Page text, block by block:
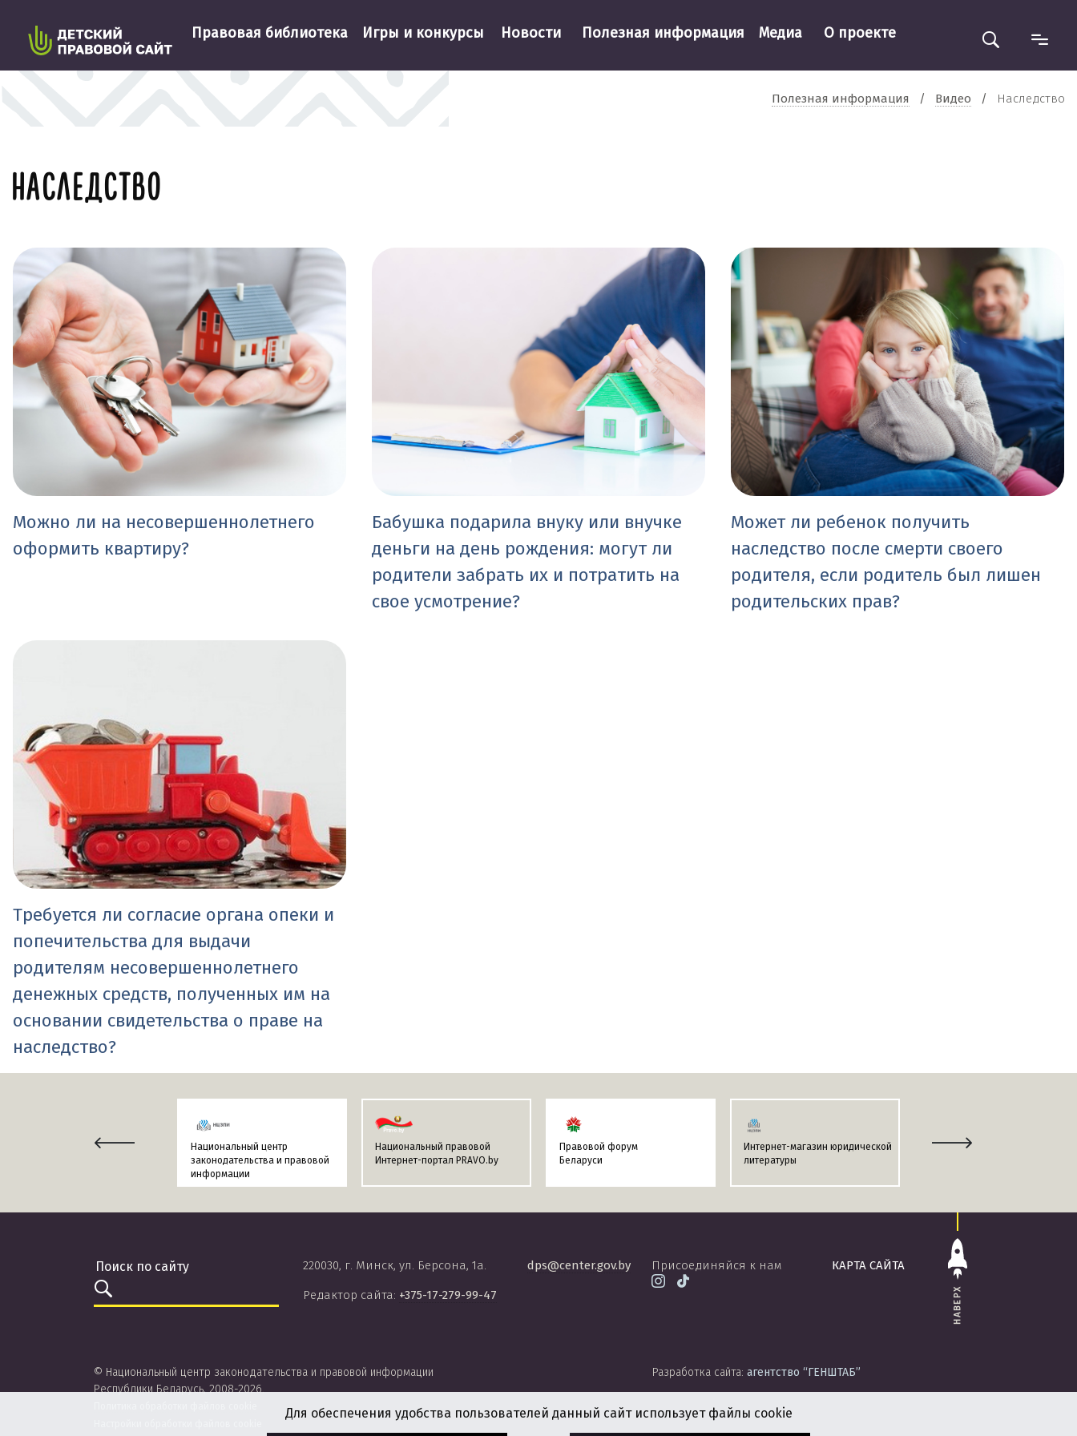
Правовая библиотека Игры и конкурсы Новости Полезная информация Медиа О проекте
Полезная информация / Видео / Наследство
НАСЛЕДСТВО
Можно ли на несовершеннолетнего
оформить квартиру?
Бабушка подарила внуку или внучке
деньги на день рождения: могут ли
родители забрать их и потратить на
свое усмотрение?
Может ли ребенок получить
наследство после смерти своего
родителя, если родитель был лишен
родительских прав?
Требуется ли согласие органа опеки и
попечительства для выдачи
родителям несовершеннолетнего
денежных средств, полученных им на
основании свидетельства о праве на
наследство?
Национальный центр
законодательства и правовой
информации
Национальный правовой
Интернет-портал PRAVO.by
Правовой форум
Беларуси
Интернет-магазин юридической
литературы
Информационно-поисковая
НАВЕРХ
КАРТА САЙТА
220030, г. Минск, ул. Берсона, 1а.
Редактор сайта: +375-17-279-99-47
dps@center.gov.by Присоединяйся к нам
© Национальный центр законодательства и правовой информации
Республики Беларусь, 2008-2026.
Разработка сайта: агентство “ГЕНШТАБ”
Для обеспечения удобства пользователей данный сайт использует файлы cookie